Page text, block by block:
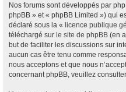
Nos forums sont développés par
phpBB » et « phpBB Limited ») qui
déclaré sous la « licence publique
téléchargé sur le site de phpBB (en
but de faciliter les discussions sur
aucun cas être tenu comme
nous acceptons et que nous
concernant phpBB, veuillez consulter